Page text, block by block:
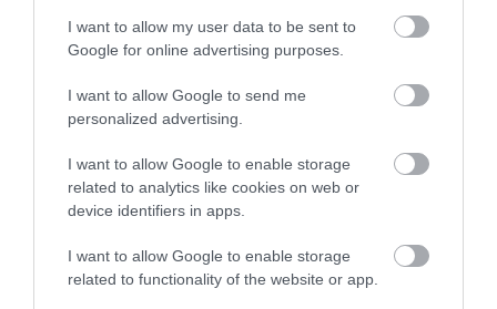
I want to allow my user data to be sent to
Google for online advertising purposes.
I want to allow Google to send me
personalized advertising.
I want to allow Google to enable storage
related to analytics like cookies on web or
device identifiers in apps.
I want to allow Google to enable storage
related to functionality of the website or app.
Érdekesség, hogy a Tesla eladásai drámaian
visszaestek Németországban, miközben az
elektromos autók piacán rekordmennyiségű
járművet adtak el januárban. A német Szövetségi
összesen 34 498 darab elektromos autót
regisztráltak, ami 53,5%-os növekedést jelent 2024
januárjához képest, és a legjobb januári
eredménynek számít. Az elektromos autók az
összes eladott jármű egyhatodát tették ki. Azonban
teljesen ellentétes utat jár be: januárban